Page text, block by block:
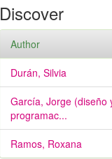
Discover
Author
Durán, Silvia
García, Jorge (diseño
programac...
Ramos, Roxana